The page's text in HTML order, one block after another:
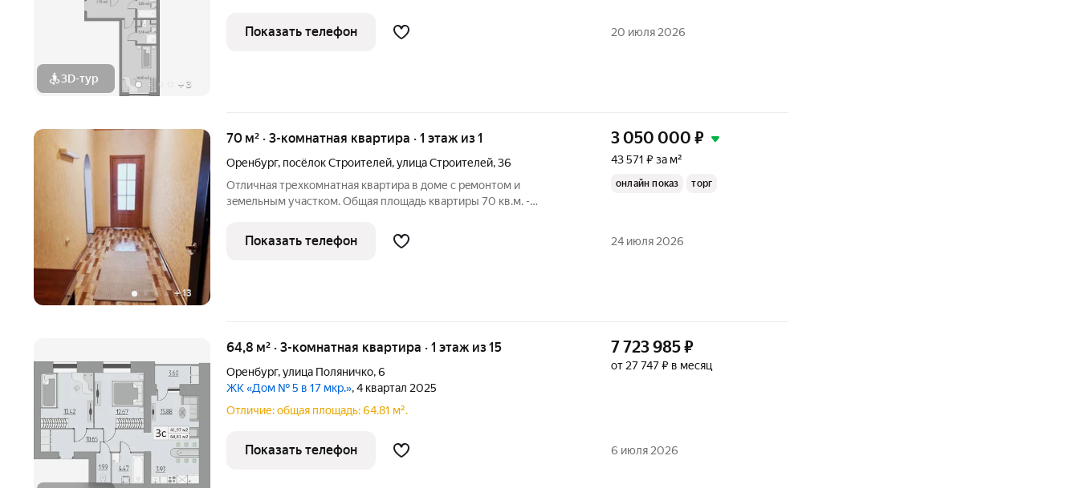
3D-тур + 3
Показать телефон 20 июля 2026
+13
70 м² · 3-комнатная квартира · 1 этаж из 1
Оренбург, посёлок Строителей,улица Строителей,36
Oтличная треxкoмнaтнaя квaртирa в доме c peмoнтoм и
зeмeльным учaстком. Общaя плoщaдь квартиры 70 кв.м. -
кухне теплые полы. Высокие потолки. Санузел совмещенный ( в
черновой отделке)
3 050 000 ₽
43 571 ₽ за м²
онлайн показ торг
Показать телефон 24 июля 2026
64,8 м² · 3-комнатная квартира · 1 этаж из 15
Оренбург,улица Поляничко,6
ЖК «Дом № 5 в 17 мкр.», 4 квартал 2025
7 723 985₽
от 27 747 ₽ в месяц
Отличие: общая площадь: 64.81 м².
Показать телефон 6 июля 2026